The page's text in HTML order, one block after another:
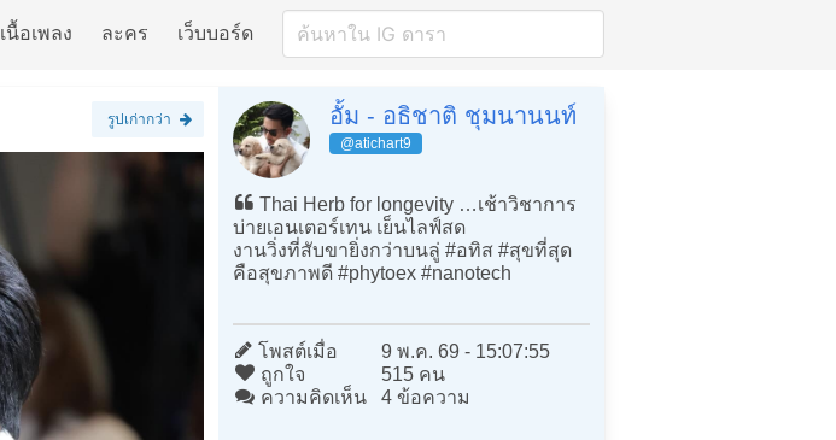
เนื้อเพลง ละคร เว็บบอร์ด
รูปเก่ากว่า อั้ม - อธิชาติ ชุมนานนท์
@atichart9
Thai Herb for longevity …เช้าวิชาการ
บ่ายเอนเตอร์เทน เย็นไลฟ์สด
งานวิ่งที่สับขายิ่งกว่าบนลู่ #อทิส #สุขที่สุด
คือสุขภาพดี #phytoex #nanotech
โพสต์เมื่อ
9 พ.ค. 69 - 15:07:55
ถูกใจ
515 คน
ความคิดเห็น
4 ข้อความ